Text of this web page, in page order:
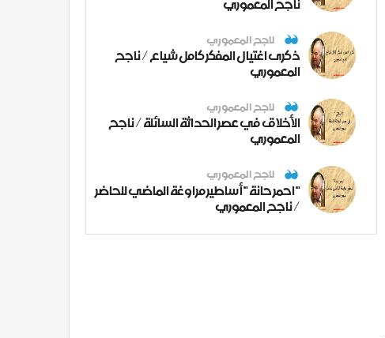
ناجح المعموري
ناجح المعموري
ذكرى اغتيال المفكر كامل شياع / ناجح
المعموري
ناجح المعموري
الأخلاق في عصر الحداثة السائلة / ناجح
المعموري
ناجح المعموري
" احمر حانة " أساطير مراوغة الماضي للحاضر
/ ناجح المعموري